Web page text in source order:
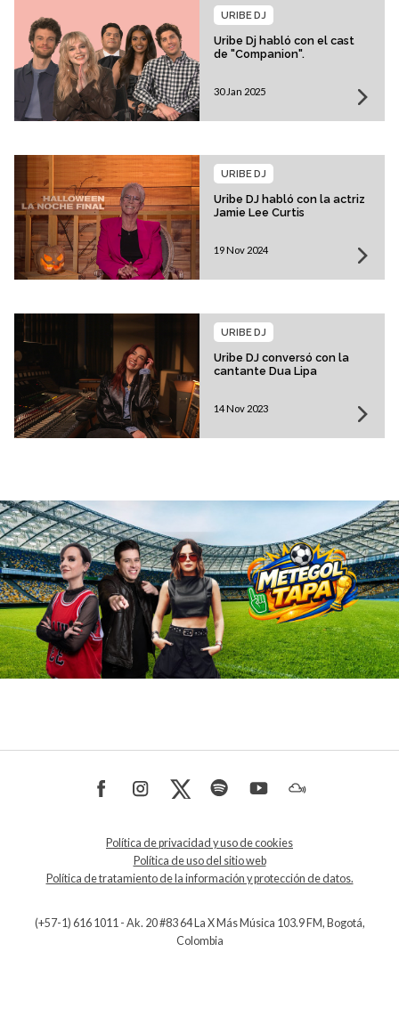
Uribe Dj habló con el cast
de "Companion".
URIBE DJ
30 Jan 2025
Uribe DJ habló con la actriz
Jamie Lee Curtis
URIBE DJ
19 Nov 2024
Uribe DJ conversó con la
cantante Dua Lipa
URIBE DJ
14 Nov 2023
Política de privacidad y uso de cookies
Política de uso del sitio web
Política de tratamiento de la información y protección de datos.
(+57-1) 616 1011 - Ak. 20 #83 64 La X Más Música 103.9 FM, Bogotá,
Colombia